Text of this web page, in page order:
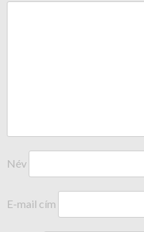
Név
E-mail cím